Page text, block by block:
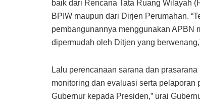
baik dari Rencana Tata Ruang Wilayah
BPIW maupun dari Dirjen Perumahan.
pembangunannya menggunakan APBN
dipermudah oleh Ditjen yang
Lalu perencanaan sarana dan
monitoring dan evaluasi serta
Gubernur kepada Presiden,” urai